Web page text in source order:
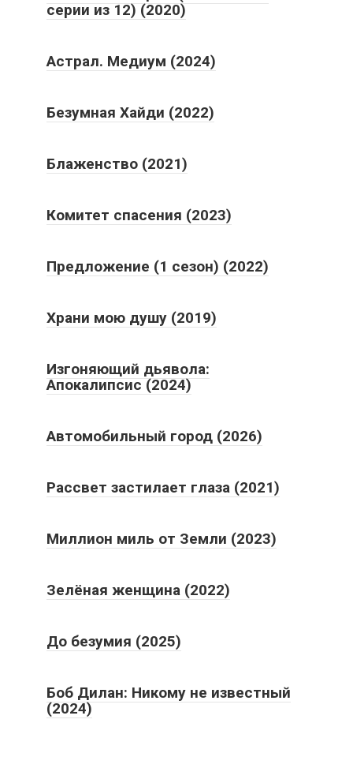
серии из 12) (2020)
Астрал. Медиум (2024)
Безумная Хайди (2022)
Блаженство (2021)
Комитет спасения (2023)
Предложение (1 сезон) (2022)
Храни мою душу (2019)
Изгоняющий дьявола:
Апокалипсис (2024)
Автомобильный город (2026)
Рассвет застилает глаза (2021)
Миллион миль от Земли (2023)
Зелёная женщина (2022)
До безумия (2025)
Боб Дилан: Никому не известный
(2024)